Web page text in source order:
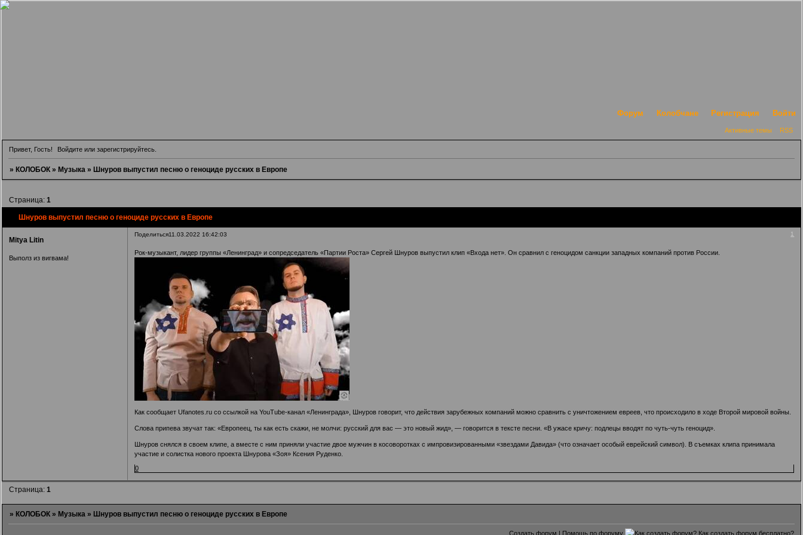
Форум Колобчане Регистрация Войти
Активные темы RSS
Привет, Гость! Войдите илизарегистрируйтесь
» КОЛОБОК » Музыка » Шнуров выпустил песню о геноциде русских в Европе
Шнуров выпустил песню о геноциде русских в Европе
Страница: 1
Поделиться 1
11.03.2022 16:42:03
Mitya Litin
Выполз из вигвама!
Рок-музыкант, лидер группы «Ленинград» и сопредседатель «Партии Роста» Сергей Шнуров выпустил клип «Входа нет». Он сравнил с геноцидом санкции западных компаний против России.
Как сообщает Ufanotes.ru со ссылкой на YouTube-канал «Ленинграда», Шнуров говорит, что действия зарубежных компаний можно сравнить с уничтожением евреев, что происходило в ходе Второй мировой войны.
Слова припева звучат так: «Европеец, ты как есть скажи, не молчи: русский для вас — это новый жид», — говорится в тексте песни. «В ужасе кричу: подлецы вводят по чуть-чуть геноцид».
Шнуров снялся в своем клипе, а вместе с ним приняли участие двое мужчин в косоворотках с импровизированными «звездами Давида» (что означает особый еврейский символ). В съемках клипа принимала
участие и солистка нового проекта Шнурова «Зоя» Ксения Руденко.
0
Страница: 1
» КОЛОБОК » Музыка » Шнуров выпустил песню о геноциде русских в Европе
Создать форум | Помощь по форуму